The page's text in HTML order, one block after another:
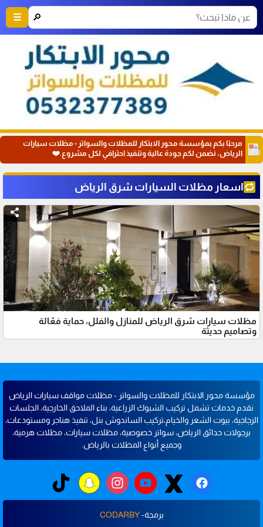
🔎
☰
مرحبًا بكم بمؤسسة محور الابتكار للمظلات والسواتر - مظلات سيارات
الرياض، نضمن لكم جودة عالية وتنفيذ احترافي لكل مشروع.❤️
اسعار مظلات السيارات شرق الرياض
مظلات سيارات شرق الرياض للمنازل والفلل، حماية فعّالة
وتصاميم حديثة
مؤسسة محور الابتكار للمظلات والسواتر - مظلات مواقف سيارات الرياض
نقدم خدمات تشمل تركيب الشبوك الزراعية، بناء الملاحق الخارجية، الجلسات
الزجاجية، بيوت الشعر والخيام،تركيب الساندوش بنل، تنفيذ هناجر ومستودعات،
برجولات حدائق الرياض، سواتر خصوصية، مظلات سيارات، مظلات هرمية،
وجميع أنواع المظلات بالرياض.
برمجة-CODARBY